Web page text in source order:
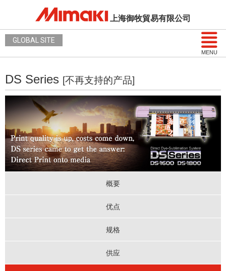
上海御牧貿易有限公司
MENU
GLOBAL SITE
DS Series [不再支持的产品]
概要
优点
规格
供应